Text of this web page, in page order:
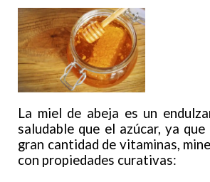
La miel de abeja es un
saludable que el azúcar, ya
gran cantidad de vitaminas,
con propiedades curativas: